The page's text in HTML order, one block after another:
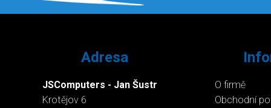
Adresa
JSComputers - Jan Šustr
Krotějov 6
O firmě
Obchodní